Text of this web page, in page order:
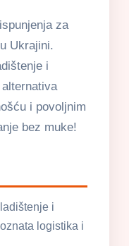
za
Ukrajini.
i
i povoljnim
bez muke!
i
logistika i